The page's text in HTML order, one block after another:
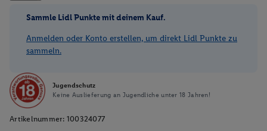
Sammle Lidl Punkte mit deinem Kauf.
Anmelden oder Konto erstellen, um direkt Lidl Punkte zu
sammeln.
Jugendschutz
Keine Auslieferung an Jugendliche unter 18 Jahren!
Artikelnummer: 100324077